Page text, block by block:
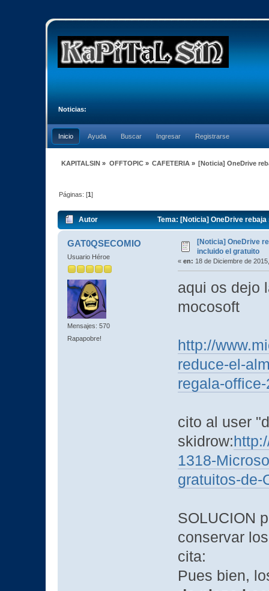
Noticias:
Inicio Ayuda Buscar Ingresar Registrarse
KAPITALSIN » OFFTOPIC» CAFETERIA» [Noticia] OneDrive
Páginas: [1]
Autor Tema: [Noticia] OneDrive
GAT0QSECOMIO
Usuario Héroe
Mensajes: 570
Rapapobre!
[Noticia] OneDrive
incluido el gratuito
« en: 18 de Diciembre de
aqui os dejo
mocosoft
http://
reduce-el-
regala-
cito al user
skidrow:
1318-
gratuitos-de-
SOLUCION
conservar
cita:
Pues bien,